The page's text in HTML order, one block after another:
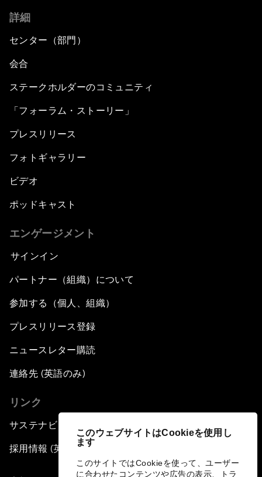
このウェブサイトはCookieを使用し
ます
このサイトではCookieを使って、ユーザー
に合わせたコンテンツや広告の表示、トラ
詳細
センター（部門）
会合
ステークホルダーのコミュニティ
「フォーラム・ストーリー」
プレスリリース
フォトギャラリー
ビデオ
ポッドキャスト
エンゲージメント
サインイン
パートナー（組織）について
参加する（個人、組織）
プレスリリース登録
ニュースレター購読
連絡先 (英語のみ)
リンク
サステナビリティへの取り組み
採用情報 (英語のみ)